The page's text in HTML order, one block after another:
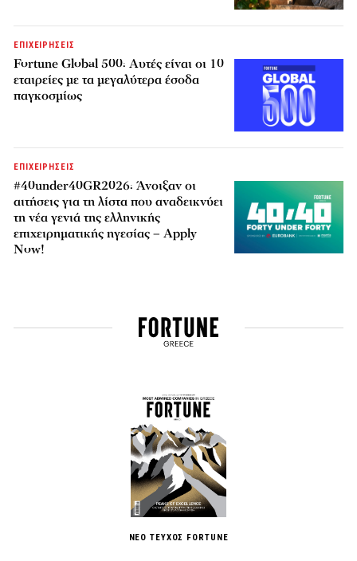
ΕΠΙΧΕΙΡΗΣΕΙΣ
Fortune Global 500: Αυτές είναι οι 10
εταιρείες με τα μεγαλύτερα έσοδα
παγκοσμίως
ΕΠΙΧΕΙΡΗΣΕΙΣ
#40under40GR2026: Άνοιξαν οι
αιτήσεις για τη λίστα που αναδεικνύει
τη νέα γενιά της ελληνικής
επιχειρηματικής ηγεσίας – Apply
Now!
ΝΕΟ ΤΕΥΧΟΣ FORTUNE